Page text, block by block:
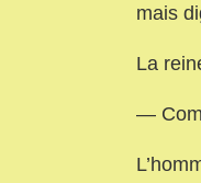
mais
La
—